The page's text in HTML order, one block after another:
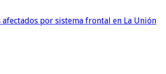
por sistema frontal en La Unión